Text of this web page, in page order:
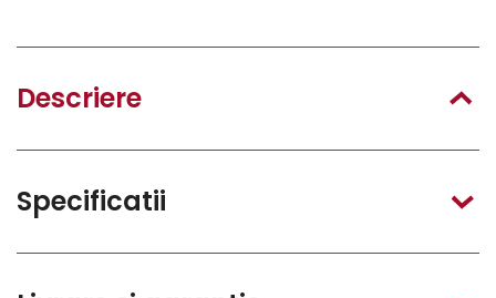
Descriere
Specificatii